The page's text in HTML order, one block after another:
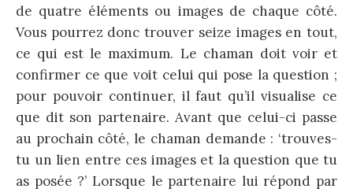
de quatre éléments ou images de chaque côté.
Vous pourrez donc trouver seize images en tout,
ce qui est le maximum. Le chaman doit voir et
confirmer ce que voit celui qui pose la question ;
pour pouvoir continuer, il faut qu’il visualise ce
que dit son partenaire. Avant que celui-ci passe
au prochain côté, le chaman demande : ‘trouves-
tu un lien entre ces images et la question que tu
as posée ?’ Lorsque le partenaire lui répond par